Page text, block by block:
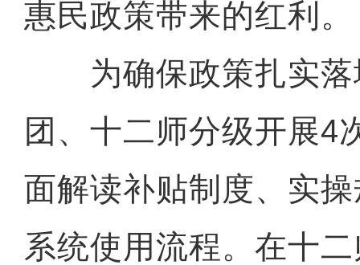
惠民政策带来的红利。
为确保政策扎实落
团、十二师分级开展4
面解读补贴制度、实
系统使用流程。在十